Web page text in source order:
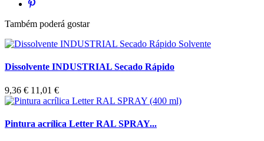
Também poderá gostar
Dissolvente INDUSTRIAL Secado Rápido
9,36 € 11,01 €
Pintura acrílica Letter RAL SPRAY...